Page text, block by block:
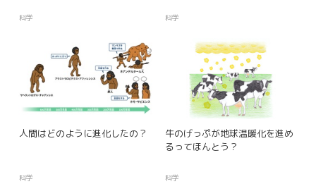
科学 科学
人間はどのように進化したの？
科学
牛のげっぷが地球温暖化を進め
るってほんとう？
科学